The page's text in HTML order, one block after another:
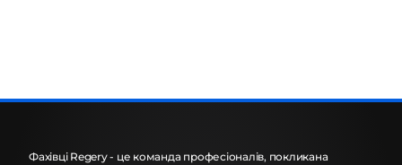
Фахівці Regery - це команда професіоналів, покликана